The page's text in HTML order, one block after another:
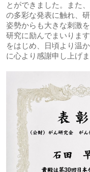
とができました。また
の多彩な発表に触れ、
姿勢からも大きな刺激
研究に励んでまいりま
をはじめ、日頃より温
に心より感謝申し上げま